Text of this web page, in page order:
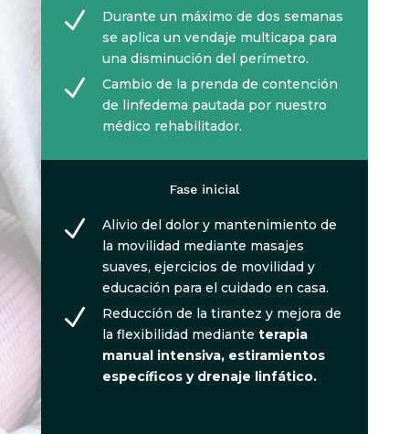
N
Durante un máximo de dos semanas
se aplica un vendaje multicapa para
una disminución del perímetro.
N
Cambio de la prenda de contención
de linfedema pautada por nuestro
médico rehabilitador.
Fase inicial
N
Alivio del dolor y mantenimiento de
la movilidad mediante masajes
suaves, ejercicios de movilidad y
educación para el cuidado en casa.
N
Reducción de la tirantez y mejora de
la flexibilidad mediante terapia
manual intensiva, estiramientos
específicos y drenaje linfático.